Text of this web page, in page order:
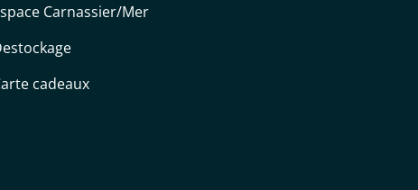
Carnassier/Mer
cadeaux